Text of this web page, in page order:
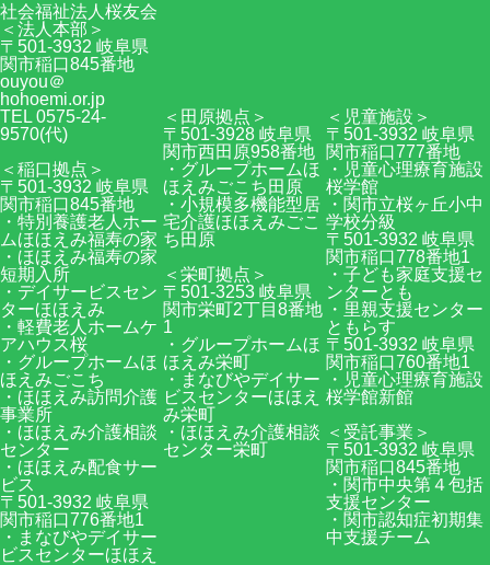
社会福祉法人桜友会
＜法人本部＞
〒501-3932 岐阜県
関市稲口845番地
ouyou＠
hohoemi.or.jp
TEL 0575-24-
9570(代)
＜稲口拠点＞
〒501-3932 岐阜県
関市稲口845番地
・特別養護老人ホー
ムほほえみ福寿の家
・ほほえみ福寿の家
短期入所
・デイサービスセン
ターほほえみ
・軽費老人ホームケ
アハウス桜
・グループホームほ
ほえみごこち
・ほほえみ訪問介護
事業所
・ほほえみ介護相談
センター
・ほほえみ配食サー
ビス
〒501-3932 岐阜県
関市稲口776番地1
・まなびやデイサー
ビスセンターほほえ
＜田原拠点＞
〒501-3928 岐阜県
関市西田原958番地
・グループホームほ
ほえみごこち田原
・小規模多機能型居
宅介護ほほえみごこ
ち田原
＜栄町拠点＞
〒501-3253 岐阜県
関市栄町2丁目8番地
1
・グループホームほ
ほえみ栄町
・まなびやデイサー
ビスセンターほほえ
み栄町
・ほほえみ介護相談
センター栄町
＜児童施設＞
〒501-3932 岐阜県
関市稲口777番地
・児童心理療育施設
桜学館
・関市立桜ヶ丘小中
学校分級
〒501-3932 岐阜県
関市稲口778番地1
・子ども家庭支援セ
ンターとも
・里親支援センター
ともらす
〒501-3932 岐阜県
関市稲口760番地1
・児童心理療育施設
桜学館新館
＜受託事業＞
〒501-3932 岐阜県
関市稲口845番地
・関市中央第４包括
支援センター
・関市認知症初期集
中支援チーム